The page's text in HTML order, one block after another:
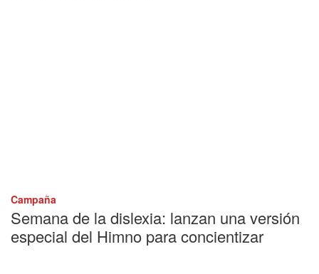
Campaña
Semana de la dislexia: lanzan una versión
especial del Himno para concientizar